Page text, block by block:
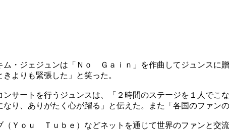
・ジェジュンは「Ｎｏ Ｇａｉｎ」を作曲してジュンスに
よりも緊張した」と笑った。
サートを行うジュンスは、「２時間のステージを１人でこ
り、ありがたく心が躍る」と伝えた。また「各国のファン
Ｙｏｕ Ｔｕｂｅ）などネットを通じて世界のファンと交